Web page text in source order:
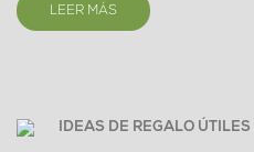
LEER MÁS